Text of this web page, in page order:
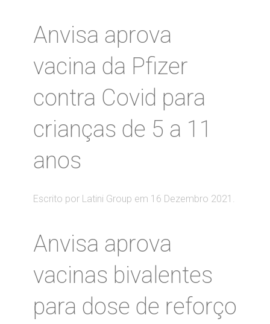
Anvisa aprova
vacina da Pfizer
contra Covid para
crianças de 5 a 11
anos
Escrito por Latini Group em 16 Dezembro 2021 .
Anvisa aprova
vacinas bivalentes
para dose de reforço